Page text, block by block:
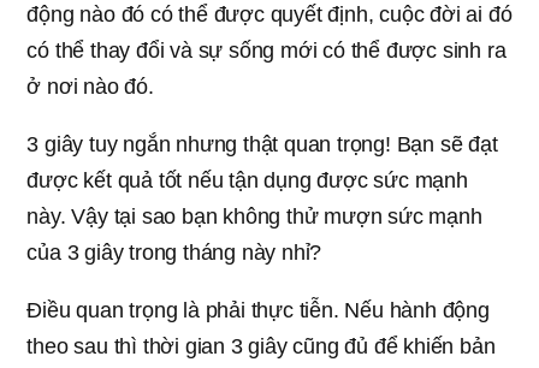
động nào đó có thể được quyết định, cuộc đời ai đó
có thể thay đổi và sự sống mới có thể được sinh ra
ở nơi nào đó.
3 giây tuy ngắn nhưng thật quan trọng! Bạn sẽ đạt
được kết quả tốt nếu tận dụng được sức mạnh
này. Vậy tại sao bạn không thử mượn sức mạnh
của 3 giây trong tháng này nhỉ?
Điều quan trọng là phải thực tiễn. Nếu hành động
theo sau thì thời gian 3 giây cũng đủ để khiến bản